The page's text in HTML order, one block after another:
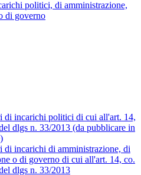
politici, di amministrazione,
di governo
di incarichi politici di cui all'art. 14,
dlgs n. 33/2013 (da pubblicare in
di incarichi di amministrazione, di
o di governo di cui all'art. 14, co.
dlgs n. 33/2013